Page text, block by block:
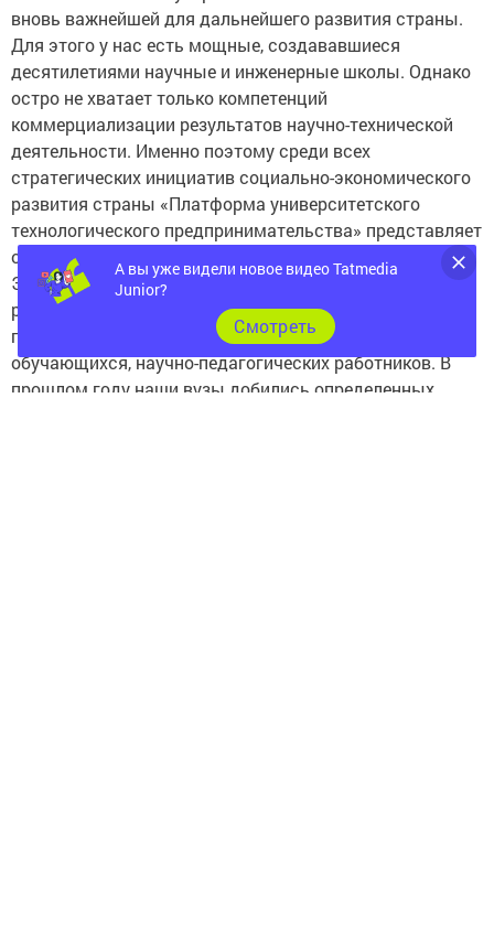
вновь важнейшей для дальнейшего развития страны.
Для этого у нас есть мощные, создававшиеся
десятилетиями научные и инженерные школы. Однако
остро не хватает только компетенций
коммерциализации результатов научно-технической
деятельности. Именно поэтому среди всех
стратегических инициатив социально-экономического
развития страны «Платформа университетского
технологического предпринимательства» представляет
особый интерес для нашей страны и её регионов.
Эффективное использование этого инструмента
развития позволит вывести на новый уровень работу
по формированию предпринимательских навыков у
обучающихся, научно-педагогических работников. В
прошлом году наши вузы добились определенных
А вы уже видели новое видео Tatmedia
Junior?
Cмотреть